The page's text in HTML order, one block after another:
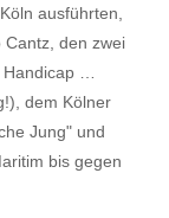
ausführten,
den zwei
Handicap …
dem Kölner
Jung" und
bis gegen